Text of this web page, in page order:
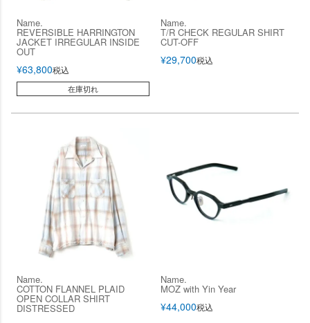
Name.
REVERSIBLE HARRINGTON
JACKET IRREGULAR INSIDE
OUT
¥63,800税込
在庫切れ
Name.
T/R CHECK REGULAR SHIRT
CUT-OFF
¥29,700税込
Name.
COTTON FLANNEL PLAID
OPEN COLLAR SHIRT
DISTRESSED
Name.
MOZ with Yin Year
¥44,000税込